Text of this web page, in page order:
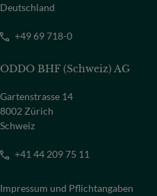
Deutschland
+49 69 718-0
ODDO BHF (Schweiz) AG
Gartenstrasse 14
8002 Zürich
Schweiz
+41 44 209 75 11
Impressum und Pflichtangaben